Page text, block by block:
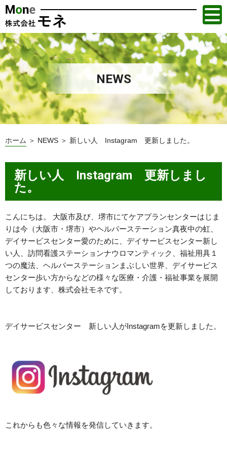
NEWS
ホーム ＞ NEWS ＞ 新しい人 Instagram 更新しました。
新しい人 Instagram 更新しまし
た。
こんにちは。 大阪市及び、堺市にてケアプランセンターはじま
りは今（大阪市・堺市）やヘルパーステーション真夜中の虹、
デイサービスセンター愛のために、デイサービスセンター新し
い人、訪問看護ステーションナウロマンティック、福祉用具１
つの魔法、ヘルパーステーションまぶしい世界、デイサービス
センター歩い方からなどの様々な医療・介護・福祉事業を展開
しております、株式会社モネです。
デイサービスセンター 新しい人がInstagramを更新しました。
これからも色々な情報を発信していきます。